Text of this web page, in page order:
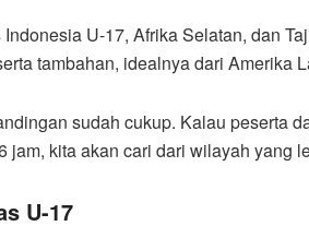
U-17, Afrika Selatan, dan
tambahan, idealnya dari Amerika
sudah cukup. Kalau peserta
jam, kita akan cari dari wilayah yang
U-17